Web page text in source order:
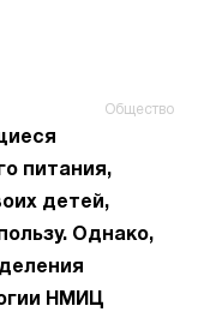
Общество
питания,
детей,
Однако,
НМИЦ